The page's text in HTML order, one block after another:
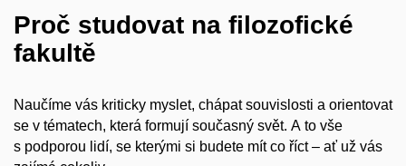
Proč studovat na filozofické
fakultě
Naučíme vás kriticky myslet, chápat souvislosti a orientovat
se v tématech, která formují současný svět. A to vše
s podporou lidí, se kterými si budete mít co říct – ať už vás